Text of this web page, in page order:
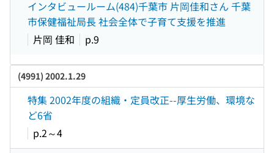
インタビュールーム(484)千葉市 片岡佳和さん 千葉
市保健福祉局長 社会全体で子育て支援を推進
片岡 佳和
p.9
(4991) 2002.1.29
特集 2002年度の組織・定員改正--厚生労働、環境な
ど6省
p.2～4